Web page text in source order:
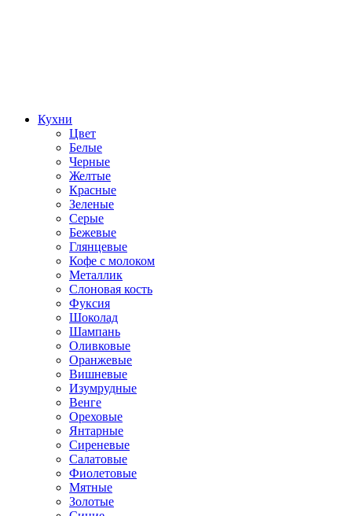
Кухни
Цвет
Белые
Черные
Желтые
Красные
Зеленые
Серые
Бежевые
Глянцевые
Кофе с молоком
Металлик
Слоновая кость
Фуксия
Шоколад
Шампань
Оливковые
Оранжевые
Вишневые
Изумрудные
Венге
Ореховые
Янтарные
Сиреневые
Салатовые
Фиолетовые
Мятные
Золотые